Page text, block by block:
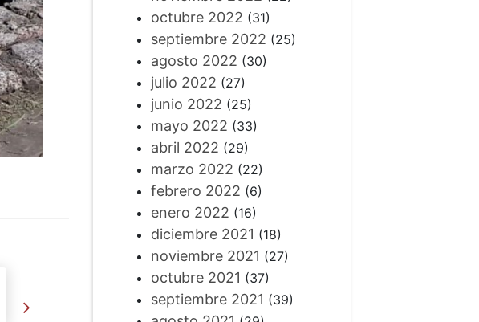
octubre 2022 (31)
septiembre 2022 (25)
agosto 2022 (30)
julio 2022 (27)
junio 2022 (25)
mayo 2022 (33)
abril 2022 (29)
marzo 2022 (22)
febrero 2022 (6)
enero 2022 (16)
diciembre 2021 (18)
noviembre 2021 (27)
octubre 2021 (37)
septiembre 2021 (39)